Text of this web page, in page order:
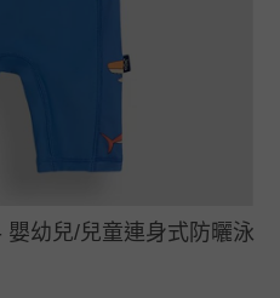
嬰幼兒/兒童連身式防曬泳